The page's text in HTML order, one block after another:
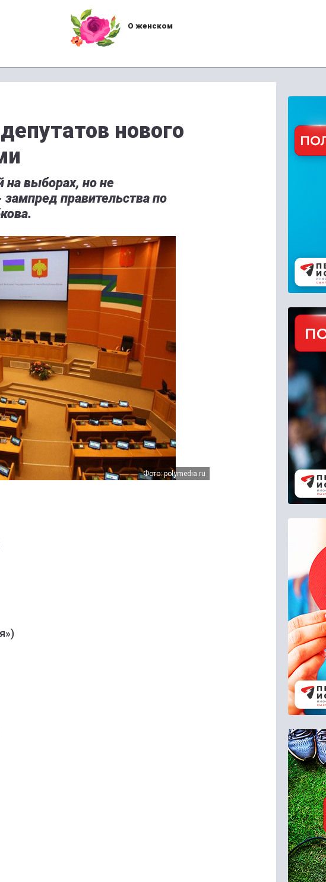
О женском
нового
выборах, но не
правительства по
Фото: polymedia.ru